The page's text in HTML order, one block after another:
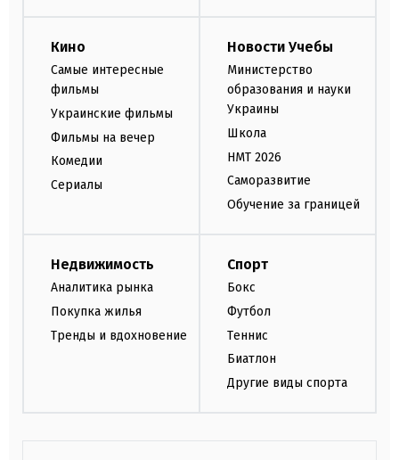
Кино
Самые интересные
фильмы
Украинские фильмы
Фильмы на вечер
Комедии
Сериалы
Новости Учебы
Министерство
образования и науки
Украины
Школа
НМТ 2026
Саморазвитие
Обучение за границей
Недвижимость
Аналитика рынка
Покупка жилья
Тренды и вдохновение
Спорт
Бокс
Футбол
Теннис
Биатлон
Другие виды спорта